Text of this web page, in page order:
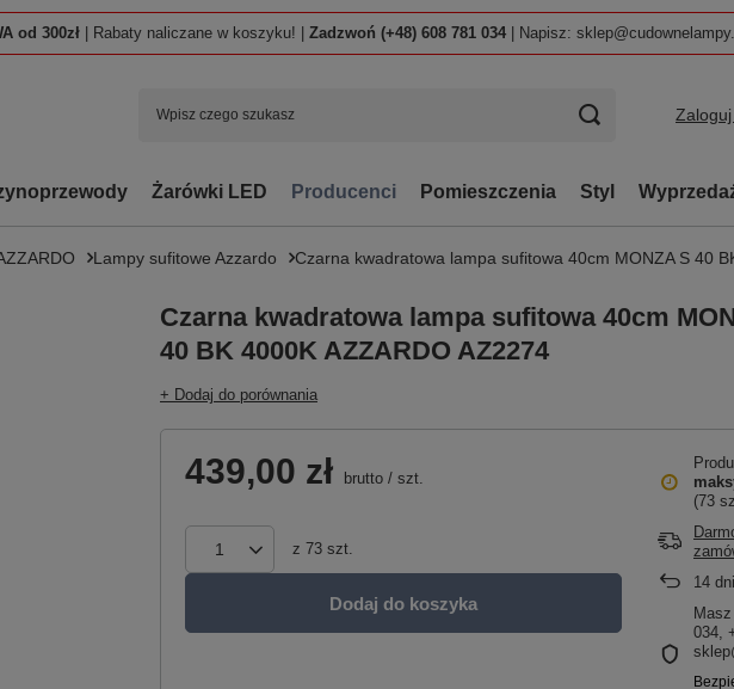
od 300zł | Rabaty naliczane w koszyku! | Zadzwoń (+48) 608 781 034 | Napisz:
Żarówki LED Producenci Pomieszczenia Styl
Lampy sufitowe Azzardo Czarna kwadratowa lampa sufitowa 40cm MONZA S 40
Czarna kwadratowa lampa sufitowa 40cm
40 BK 4000K AZZARDO AZ2274
+ Dodaj do porównania
439,00 zł brutto / szt.
z 73 szt.
Dodaj do koszyka
(73
14
034,